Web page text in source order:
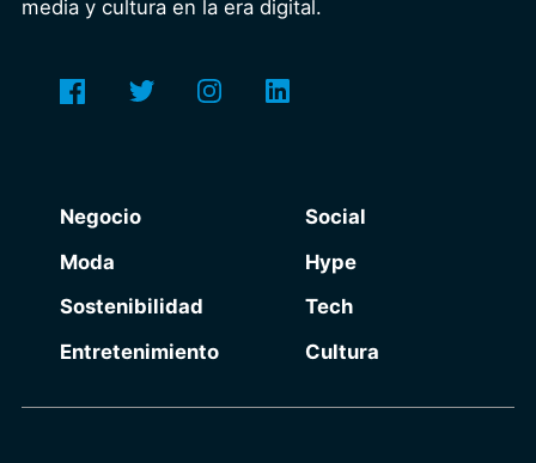
media y cultura en la era digital.
Negocio
Moda
Sostenibilidad
Entretenimiento
Social
Hype
Tech
Cultura